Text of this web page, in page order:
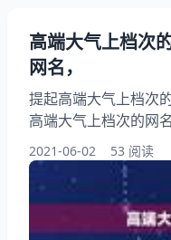
高端大气上档次
网名，
提起高端大气上档次
高端大气上档次的网
上的名字，两个字的
什么样的网名高端大
大气上档次的网名，
上档次的昵称 高富帅
一个高端大气上档次
2021-06-02 53 阅读